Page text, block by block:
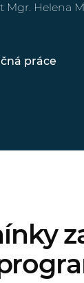
Mgr. Helena
práce